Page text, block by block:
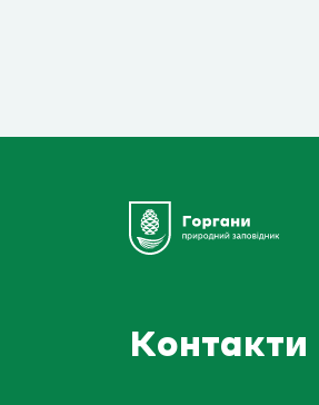
Контакти